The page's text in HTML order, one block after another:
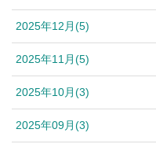
2025年12月(5)
2025年11月(5)
2025年10月(3)
2025年09月(3)